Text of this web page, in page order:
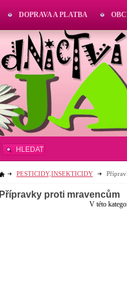
PESTICIDY,INSEKTICIDY
Přípravky proti mravencům
V této
DOPRAVA A PLATBA
HLEDAT